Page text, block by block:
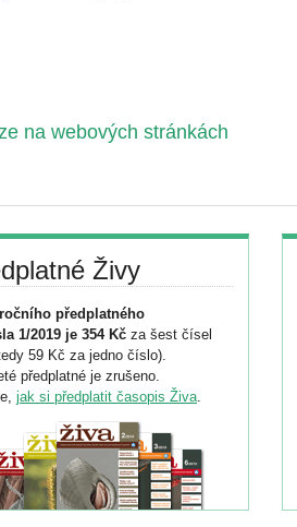
na webových stránkách
Živy
předplatného
1/2019 je 354 Kč za šest čísel
59 Kč za jedno číslo).
předplatné je zrušeno.
jak si předplatit časopis Živa.